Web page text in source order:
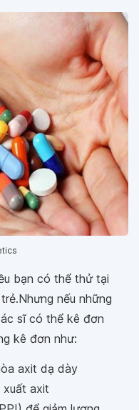
bạn có thể thử tại
nếu những
sĩ có thể kê đơn
kê đơn như:
axit dạ dày
xuất axit